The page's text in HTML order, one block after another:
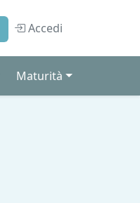
Accedi
Maturità